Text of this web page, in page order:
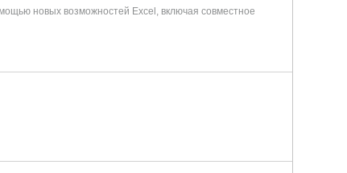
новых возможностей Excel, включая совместное